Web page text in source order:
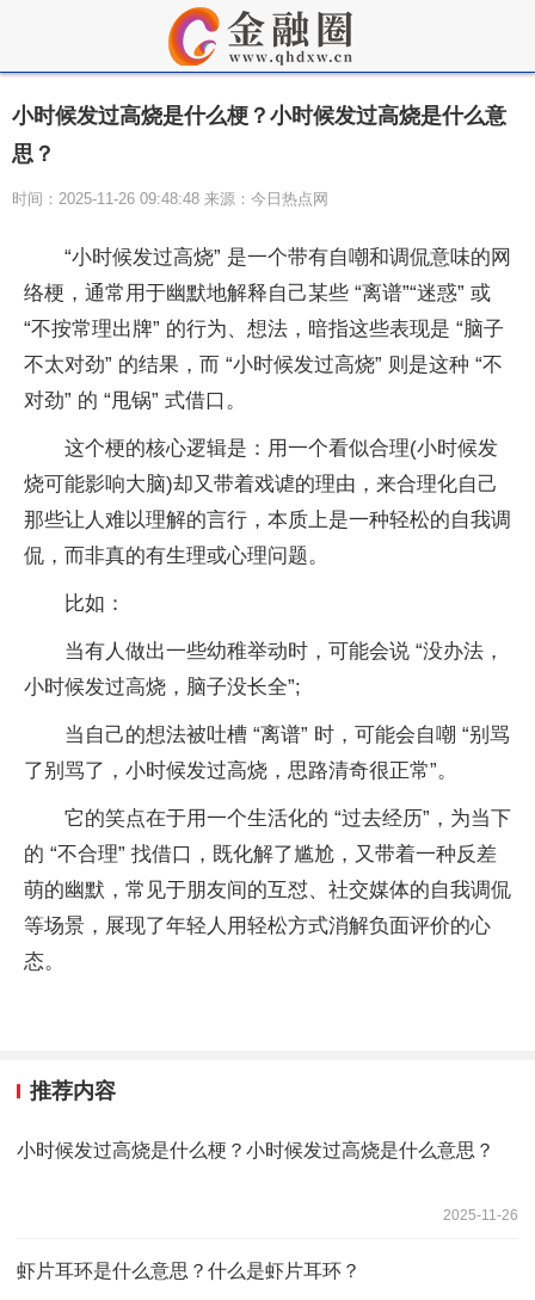
小时候发过高烧是什么梗？小时候发过高烧是什么意
思？
时间：2025-11-26 09:48:48 来源：今日热点网
“小时候发过高烧” 是一个带有自嘲和调侃意味的网
络梗，通常用于幽默地解释自己某些 “离谱”“迷惑” 或
“不按常理出牌” 的行为、想法，暗指这些表现是 “脑子
不太对劲” 的结果，而 “小时候发过高烧” 则是这种 “不
对劲” 的 “甩锅” 式借口。
这个梗的核心逻辑是：用一个看似合理(小时候发
烧可能影响大脑)却又带着戏谑的理由，来合理化自己
那些让人难以理解的言行，本质上是一种轻松的自我调
侃，而非真的有生理或心理问题。
比如：
当有人做出一些幼稚举动时，可能会说 “没办法，
小时候发过高烧，脑子没长全”;
当自己的想法被吐槽 “离谱” 时，可能会自嘲 “别骂
了别骂了，小时候发过高烧，思路清奇很正常”。
它的笑点在于用一个生活化的 “过去经历”，为当下
的 “不合理” 找借口，既化解了尴尬，又带着一种反差
萌的幽默，常见于朋友间的互怼、社交媒体的自我调侃
等场景，展现了年轻人用轻松方式消解负面评价的心
态。
推荐内容
小时候发过高烧是什么梗？小时候发过高烧是什么意思？
2025-11-26
虾片耳环是什么意思？什么是虾片耳环？